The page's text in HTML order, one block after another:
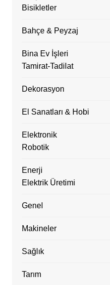
Bisikletler
Bahçe & Peyzaj
Bina Ev İşleri
Tamirat-Tadilat
Dekorasyon
El Sanatları & Hobi
Elektronik
Robotik
Enerji
Elektrik Üretimi
Genel
Makineler
Sağlık
Tarım